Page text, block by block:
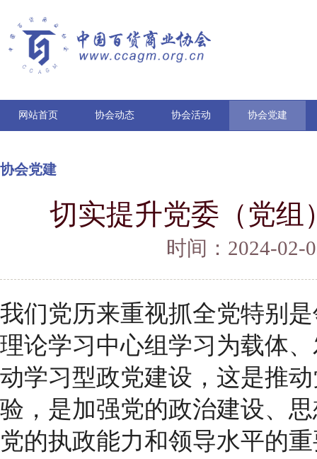
网站首页 协会动态 协会活动 协会党建
协会党建
切实提升党委（党组
时间：2024-
我们党历来重视抓全党特别
理论学习中心组学习为载体
动学习型政党建设，这是推
验，是加强党的政治建设、
党的执政能力和领导水平的